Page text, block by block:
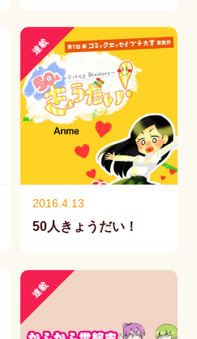
連載
2016.4.13
50人きょうだい！
連載